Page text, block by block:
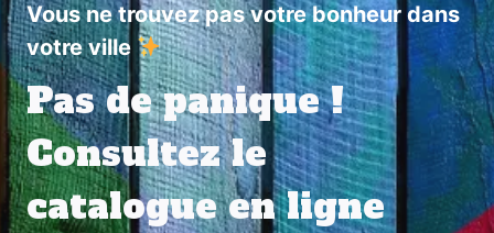
Vous ne trouvez pas votre bonheur dans
votre ville
Pas de panique !
Consultez le
catalogue en ligne